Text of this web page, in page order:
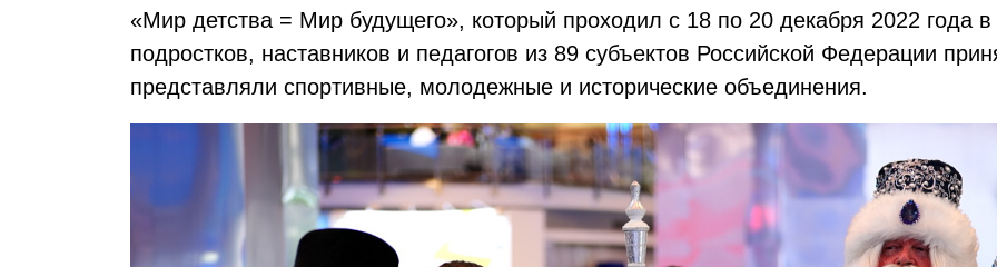
«Мир детства = Мир будущего», который проходил с 18 по 20 декабря 2022 года
подростков, наставников и педагогов из 89 субъектов Российской Федерации
представляли спортивные, молодежные и исторические объединения.